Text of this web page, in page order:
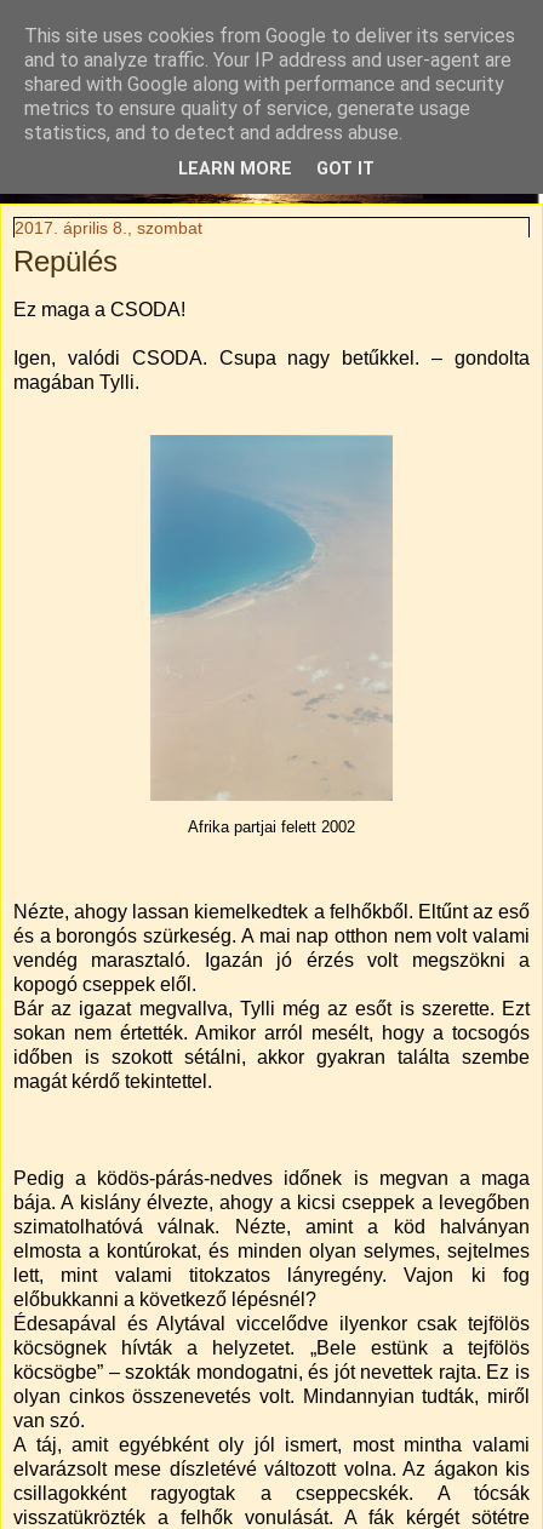
Tylli Titkai
Családi kaland-regény. Rendhagyó utazási blog.
2017. április 8., szombat
Repülés
Ez maga a CSODA!
Igen, valódi CSODA. Csupa nagy betűkkel. – gondolta
magában Tylli.
Afrika partjai felett 2002
Nézte, ahogy lassan kiemelkedtek a felhőkből. Eltűnt az eső
és a borongós szürkeség. A mai nap otthon nem volt valami
vendég marasztaló. Igazán jó érzés volt megszökni a
kopogó cseppek elől.
Bár az igazat megvallva, Tylli még az esőt is szerette. Ezt
sokan nem értették. Amikor arról mesélt, hogy a tocsogós
időben is szokott sétálni, akkor gyakran találta szembe
magát kérdő tekintettel.
Pedig a ködös-párás-nedves időnek is megvan a maga
bája. A kislány élvezte, ahogy a kicsi cseppek a levegőben
szimatolhatóvá válnak. Nézte, amint a köd halványan
elmosta a kontúrokat, és minden olyan selymes, sejtelmes
lett, mint valami titokzatos lányregény. Vajon ki fog
előbukkanni a következő lépésnél?
Édesapával és Alytával viccelődve ilyenkor csak tejfölös
köcsögnek hívták a helyzetet. „Bele estünk a tejfölös
köcsögbe” – szokták mondogatni, és jót nevettek rajta. Ez is
olyan cinkos összenevetés volt. Mindannyian tudták, miről
van szó.
A táj, amit egyébként oly jól ismert, most mintha valami
elvarázsolt mese díszletévé változott volna. Az ágakon kis
csillagokként ragyogtak a cseppecskék. A tócsák
visszatükrözték a felhők vonulását. A fák kérgét sötétre
This site uses cookies from Google to deliver its services
and to analyze traffic. Your IP address and user-agent are
shared with Google along with performance and security
metrics to ensure quality of service, generate usage
statistics, and to detect and address abuse.
LEARN MORE GOT IT